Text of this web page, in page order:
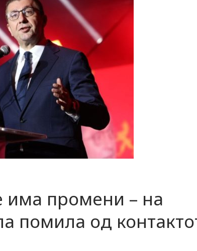
има промени – на
помила од